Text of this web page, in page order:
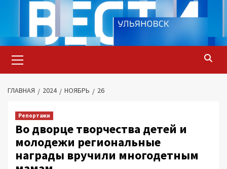
содержимому
меню
ГЛАВНАЯ 2024 НОЯБРЬ 26
Репортажи
Во дворце творчества детей и
молодежи региональные
награды вручили многодетным